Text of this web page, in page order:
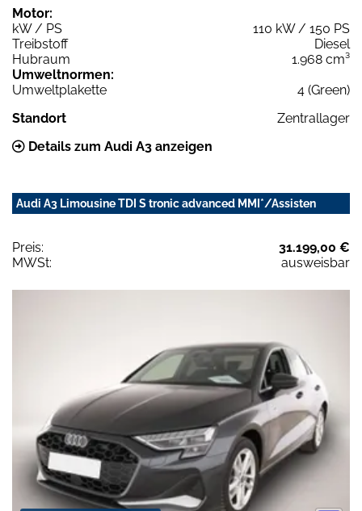
Motor:
kW / PS
110 kW / 150 PS
Treibstoff
Diesel
Hubraum
1.968 cm³
Umweltnormen:
Umweltplakette
4 (Green)
Standort
Zentrallager
Details zum Audi A3 anzeigen
Audi A3 Limousine TDI S tronic advanced MMI*/Assisten
Preis:
31.199,00 €
MWSt:
ausweisbar